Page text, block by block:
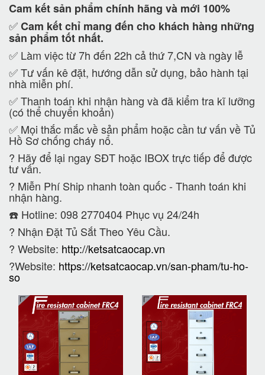
Cam kếtsản phẩm chính hãng và mới 100%
✅Cam kếtchỉ mang đến cho khách hàng những
sản phẩm tốt nhất.
✅ Làm việc từ 7h đến 22h cả thứ 7,CN và ngày lễ
✅ Tư vấn kê đặt, hướng dẫn sử dụng, bảo hành tại
nhà miễn phí.
✅ Thanh toán khi nhận hàng và đã kiểm tra kĩ lưỡng
(có thể chuyển khoản)
✅ Mọi thắc mắc về sản phẩm hoặc cần tư vấn về Tủ
Hồ Sơ chống cháy nổ.
? Hãy để lại ngay SĐT hoặc IBOX trực tiếp để được
tư vấn.
? Miễn Phí Ship nhanh toàn quốc - Thanh toán khi
nhận hàng.
☎️ Hotline: 098 2770404 Phục vụ 24/24h
? Nhận Đặt Tủ Sắt Theo Yêu Cầu.
? Website: http://ketsatcaocap.vn
?Website: https://ketsatcaocap.vn/san-pham/tu-ho-
so